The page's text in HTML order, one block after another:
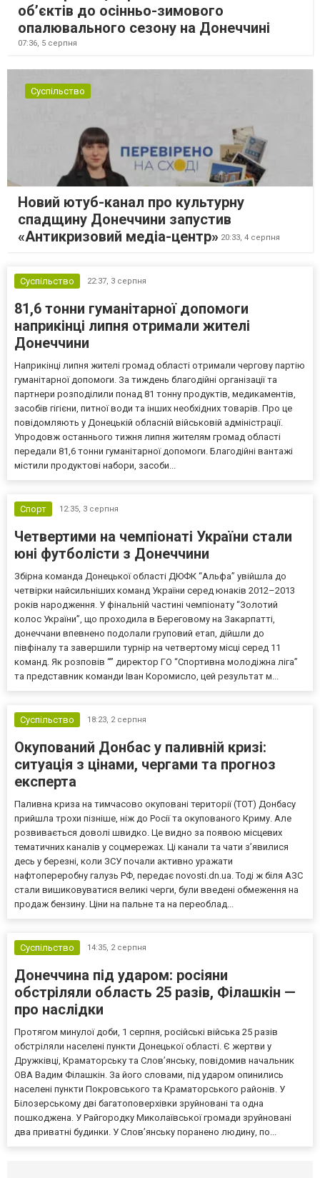
об’єктів до осінньо-зимового
опалювального сезону на Донеччині
07:36, 5 серпня
Суспільство
Новий ютуб-канал про культурну
спадщину Донеччини запустив
«Антикризовий медіа-центр» 20:33, 4 серпня
Суспільство 22:37, 3 серпня
81,6 тонни гуманітарної допомоги
наприкінці липня отримали жителі
Донеччини
Наприкінці липня жителі громад області отримали чергову партію
гуманітарної допомоги. За тиждень благодійні організації та
партнери розподілили понад 81 тонну продуктів, медикаментів,
засобів гігієни, питної води та інших необхідних товарів. Про це
повідомляють у Донецькій обласній військовій адміністрації.
Упродовж останнього тижня липня жителям громад області
передали 81,6 тонни гуманітарної допомоги. Благодійні вантажі
містили продуктові набори, засоби...
Спорт 12:35, 3 серпня
Четвертими на чемпіонаті України стали
юні футболісти з Донеччини
Збірна команда Донецької області ДЮФК “Альфа” увійшла до
четвірки найсильніших команд України серед юнаків 2012–2013
років народження. У фінальній частині чемпіонату “Золотий
колос України”, що проходила в Береговому на Закарпатті,
донеччани впевнено подолали груповий етап, дійшли до
півфіналу та завершили турнір на четвертому місці серед 11
команд. Як розповів “” директор ГО “Спортивна молодіжна ліга”
та представник команди Іван Коромисло, цей результат м...
Суспільство 18:23, 2 серпня
Окупований Донбас у паливній кризі:
ситуація з цінами, чергами та прогноз
експерта
Паливна криза на тимчасово окуповані території (ТОТ) Донбасу
прийшла трохи пізніше, ніж до Росії та окупованого Криму. Але
розвивається доволі швидко. Це видно за появою місцевих
тематичних каналів у соцмережах. Ці канали та чати з’явилися
десь у березні, коли ЗСУ почали активно уражати
нафтопереробну галузь РФ, передає novosti.dn.ua. Тоді ж біля АЗС
стали вишиковуватися великі черги, були введені обмеження на
продаж бензину. Ціни на пальне та на переоблад...
Суспільство 14:35, 2 серпня
Донеччина під ударом: росіяни
обстріляли область 25 разів, Філашкін —
про наслідки
Протягом минулої доби, 1 серпня, російські війська 25 разів
обстріляли населені пункти Донецької області. Є жертви у
Дружківці, Краматорську та Слов’янську, повідомив начальник
ОВА Вадим Філашкін. За його словами, під ударом опинились
населені пункти Покровського та Краматорського районів. У
Білозерському дві багатоповерхівки зруйновані та одна
пошкоджена. У Райгородку Миколаївської громади зруйновані
два приватні будинки. У Слов’янську поранено людину, по...